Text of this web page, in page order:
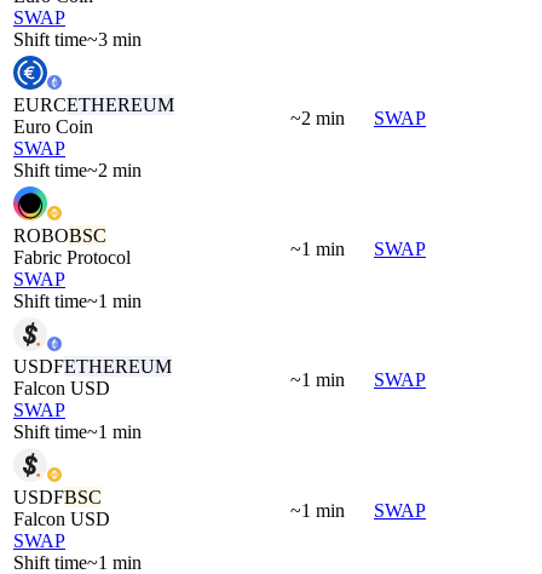
SWAP
Shift time~3 min
EURCETHEREUM
Euro Coin
SWAP
Shift time~2 min
~2 min SWAP
ROBOBSC
Fabric Protocol
SWAP
Shift time~1 min
~1 min SWAP
USDFETHEREUM
Falcon USD
SWAP
Shift time~1 min
~1 min SWAP
USDFBSC
Falcon USD
SWAP
Shift time~1 min
~1 min SWAP